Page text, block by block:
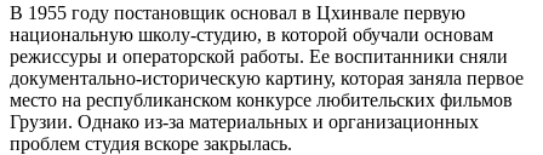
В 1955 году постановщик основал в Цхинвале первую
национальную школу-студию, в которой обучали основам
режиссуры и операторской работы. Ее воспитанники сняли
документально-историческую картину, которая заняла первое
место на республиканском конкурсе любительских фильмов
Грузии. Однако из-за материальных и организационных
проблем студия вскоре закрылась.